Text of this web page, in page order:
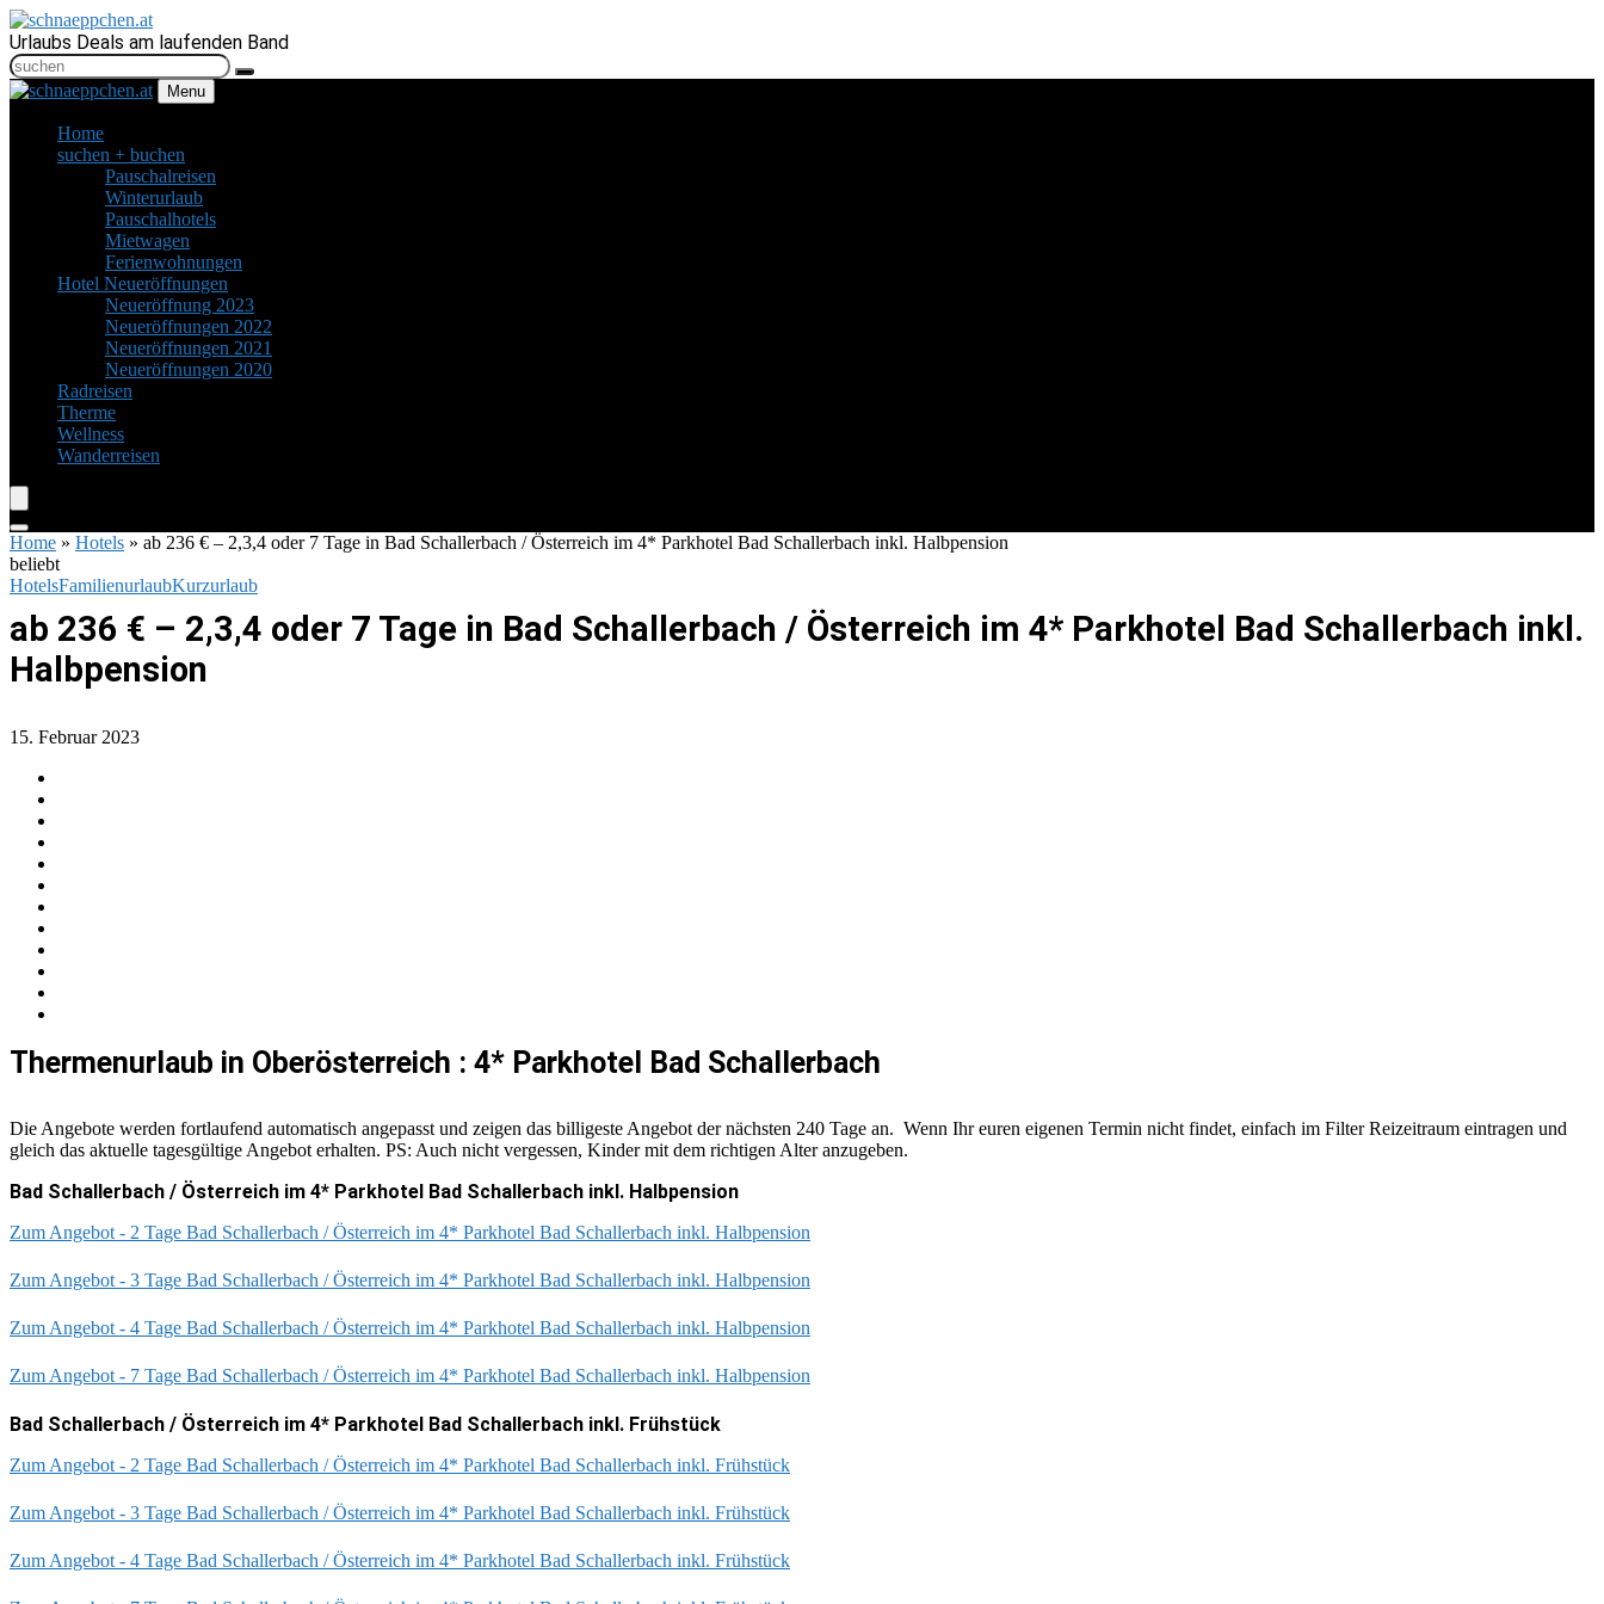
Urlaubs Deals am laufenden Band
Menu
Home
suchen + buchen
Pauschalreisen
Winterurlaub
Pauschalhotels
Mietwagen
Ferienwohnungen
Hotel Neueröffnungen
Neueröffnung 2023
Neueröffnungen 2022
Neueröffnungen 2021
Neueröffnungen 2020
Radreisen
Therme
Wellness
Wanderreisen
Home » Hotels » ab 236 € – 2,3,4 oder 7 Tage in Bad Schallerbach / Österreich im 4* Parkhotel Bad Schallerbach inkl. Halbpension
beliebt
HotelsFamilienurlaubKurzurlaub
ab 236 € – 2,3,4 oder 7 Tage in Bad Schallerbach / Österreich im 4* Parkhotel Bad Schallerbach inkl.
Halbpension
15. Februar 2023
Thermenurlaub in Oberösterreich : 4* Parkhotel Bad Schallerbach
Die Angebote werden fortlaufend automatisch angepasst und zeigen das billigeste Angebot der nächsten 240 Tage an. Wenn Ihr euren eigenen Termin nicht findet, einfach im Filter Reizeitraum eintragen und
gleich das aktuelle tagesgültige Angebot erhalten. PS: Auch nicht vergessen, Kinder mit dem richtigen Alter anzugeben.
Bad Schallerbach / Österreich im 4* Parkhotel Bad Schallerbach inkl. Halbpension
Zum Angebot - 2 Tage Bad Schallerbach / Österreich im 4* Parkhotel Bad Schallerbach inkl. Halbpension
Zum Angebot - 3 Tage Bad Schallerbach / Österreich im 4* Parkhotel Bad Schallerbach inkl. Halbpension
Zum Angebot - 4 Tage Bad Schallerbach / Österreich im 4* Parkhotel Bad Schallerbach inkl. Halbpension
Zum Angebot - 7 Tage Bad Schallerbach / Österreich im 4* Parkhotel Bad Schallerbach inkl. Halbpension
Bad Schallerbach / Österreich im 4* Parkhotel Bad Schallerbach inkl. Frühstück
Zum Angebot - 2 Tage Bad Schallerbach / Österreich im 4* Parkhotel Bad Schallerbach inkl. Frühstück
Zum Angebot - 3 Tage Bad Schallerbach / Österreich im 4* Parkhotel Bad Schallerbach inkl. Frühstück
Zum Angebot - 4 Tage Bad Schallerbach / Österreich im 4* Parkhotel Bad Schallerbach inkl. Frühstück